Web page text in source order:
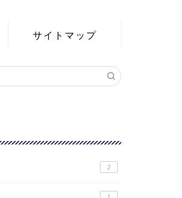
サイトマップ
2